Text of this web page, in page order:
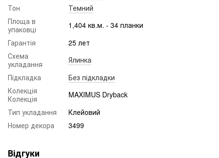
Тон
Темний
Площа в
упаковці
1,404 кв.м. - 34 планки
Гарантія
25 лет
Схема
укладання
Ялинка
Підкладка
Без підкладки
Колекція
Колекція
MAXIMUS Dryback
Тип укладання
Клейовий
Номер декора
3499
Відгуки